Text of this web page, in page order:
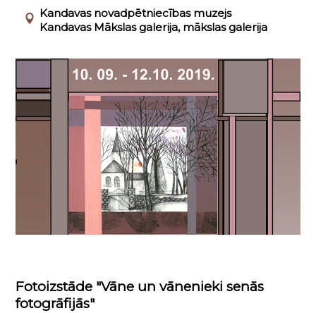
Kandavas novadpētniecības muzejs
Kandavas Mākslas galerija, mākslas galerija
Fotoizstāde "Vāne un vānenieki senās
fotogrāfijās"